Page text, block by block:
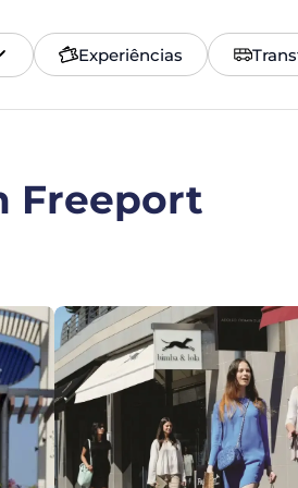
Experiências
Freeport